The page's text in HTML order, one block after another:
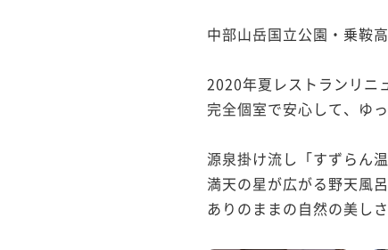
中部山岳国立公園・乗鞍
2020年夏レストランリニ
完全個室で安心して、ゆ
源泉掛け流し「すずらん
満天の星が広がる野天風
ありのままの自然の美し